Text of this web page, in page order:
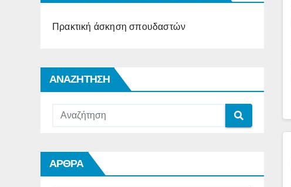
Πρακτική άσκηση σπουδαστών
ΑΝΑΖΗΤΗΣΗ
ΑΡΘΡΑ